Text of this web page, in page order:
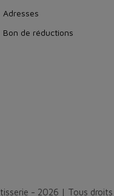
Adresses
Bon de réductions
- 2026 | Tous droits